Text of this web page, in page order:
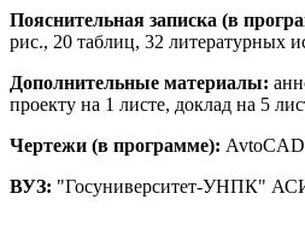
Пояснительная записка (в
рис., 20 таблиц, 32 литературных
Дополнительные материалы:
проекту на 1 листе, доклад на 5
Чертежи (в программе):
ВУЗ: "Госуниверситет-УНПК"